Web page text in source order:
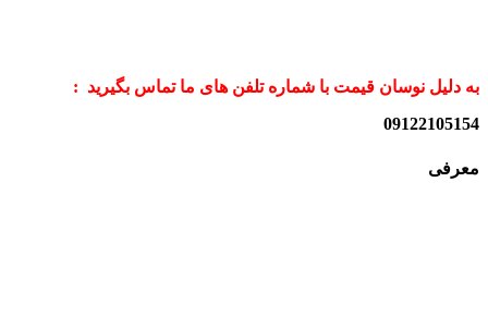
به دلیل نوسان قیمت با شماره تلفن های ما تماس بگیرید :
09122105154
معرفی